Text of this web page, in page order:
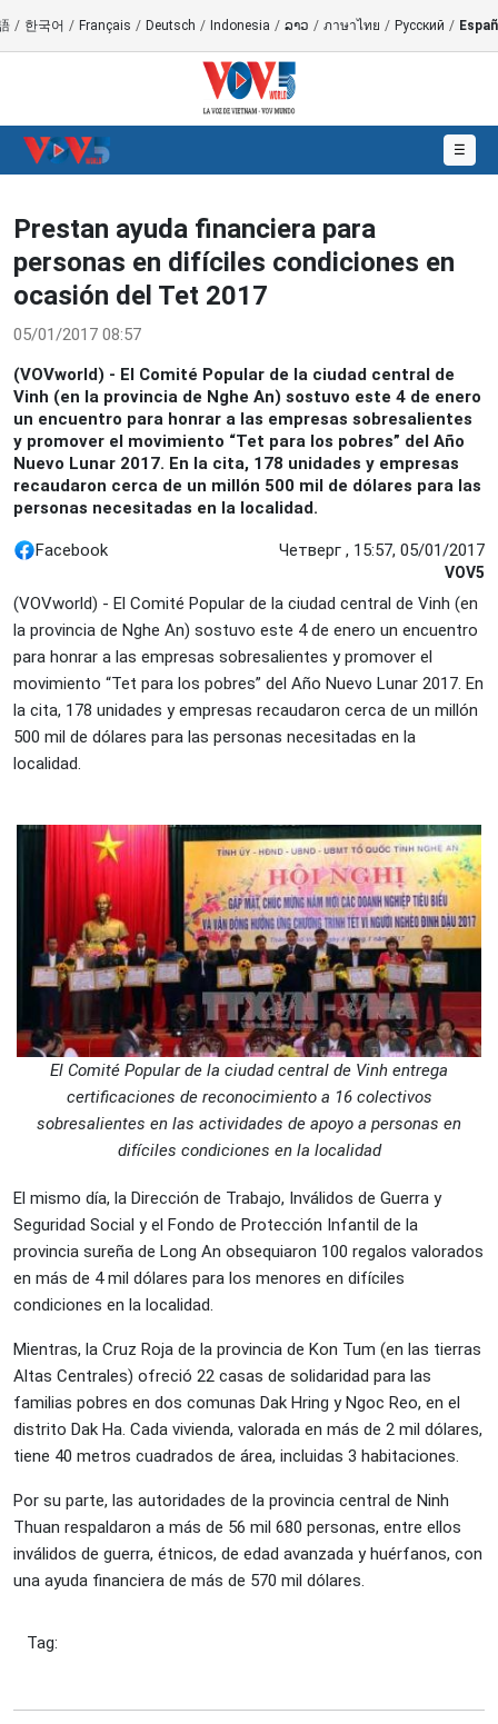
/ 한국어 / Français / Deutsch / Indonesia / ລາວ / ภาษาไทย / Русский /
☰
Prestan ayuda financiera para
personas en difíciles condiciones en
ocasión del Tet 2017
05/01/2017 08:57
(VOVworld) - El Comité Popular de la ciudad central de
Vinh (en la provincia de Nghe An) sostuvo este 4 de enero
un encuentro para honrar a las empresas sobresalientes
y promover el movimiento “Tet para los pobres” del Año
Nuevo Lunar 2017. En la cita, 178 unidades y empresas
recaudaron cerca de un millón 500 mil de dólares para las
personas necesitadas en la localidad.
Facebook Четверг , 15:57, 05/01/2017
VOV5
(VOVworld) - El Comité Popular de la ciudad central de Vinh (en
la provincia de Nghe An) sostuvo este 4 de enero un encuentro
para honrar a las empresas sobresalientes y promover el
movimiento “Tet para los pobres” del Año Nuevo Lunar 2017. En
la cita, 178 unidades y empresas recaudaron cerca de un millón
500 mil de dólares para las personas necesitadas en la
localidad.
El Comité Popular de la ciudad central de Vinh entrega
certificaciones de reconocimiento a 16 colectivos
sobresalientes en las actividades de apoyo a personas en
difíciles condiciones en la localidad
El mismo día, la Dirección de Trabajo, Inválidos de Guerra y
Seguridad Social y el Fondo de Protección Infantil de la
provincia sureña de Long An obsequiaron 100 regalos valorados
en más de 4 mil dólares para los menores en difíciles
condiciones en la localidad.
Mientras, la Cruz Roja de la provincia de Kon Tum (en las tierras
Altas Centrales) ofreció 22 casas de solidaridad para las
familias pobres en dos comunas Dak Hring y Ngoc Reo, en el
distrito Dak Ha. Cada vivienda, valorada en más de 2 mil dólares,
tiene 40 metros cuadrados de área, incluidas 3 habitaciones.
Por su parte, las autoridades de la provincia central de Ninh
Thuan respaldaron a más de 56 mil 680 personas, entre ellos
inválidos de guerra, étnicos, de edad avanzada y huérfanos, con
una ayuda financiera de más de 570 mil dólares.
Tag: